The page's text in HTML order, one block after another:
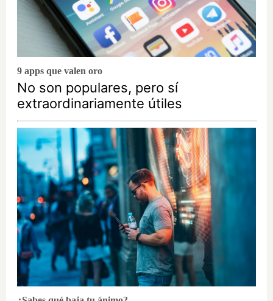
9 apps que valen oro
No son populares, pero sí
extraordinariamente útiles